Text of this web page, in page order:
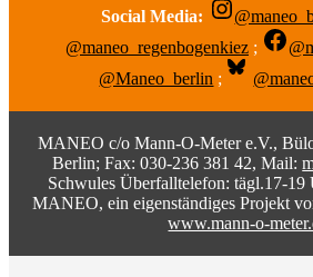
Social Media:
@maneo_regenbogenkiez ;
@Maneo_berlin ;
MANEO c/o Mann-O-Meter e.V.,
Berlin; Fax: 030-236 381 42, Mail:
Schwules Überfalltelefon: tägl.17-19
MANEO, ein eigenständiges Projekt
www.mann-o-